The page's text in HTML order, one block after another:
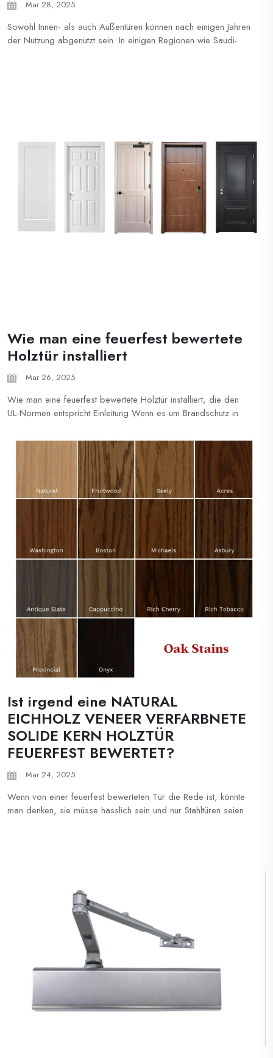
Mar 28, 2025
Sowohl Innen- als auch Außentüren können nach einigen Jahren
der Nutzung abgenutzt sein. In einigen Regionen wie Saudi-
Wie man eine feuerfest bewertete
Holztür installiert
Mar 26, 2025
Wie man eine feuerfest bewertete Holztür installiert, die den
UL-Normen entspricht Einleitung Wenn es um Brandschutz in
feuerfest bewerteten Holztür von entscheidender Bedeutung.
Bei Shanghai Xunzhong bieten wir hochwertige feuerfeste
Ist irgend eine NATURAL
EICHHOLZ VENEER VERFARBNETE
SOLIDE KERN HOLZTÜR
FEUERFEST BEWERTET?
Mar 24, 2025
Wenn von einer feuerfest bewerteten Tür die Rede ist, könnte
man denken, sie müsse hässlich sein und nur Stahltüren seien